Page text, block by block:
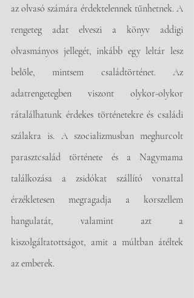
az olvasó számára érdektelennek tűnhetnek. A
rengeteg adat elveszi a könyv addigi
olvasmányos jellegét, inkább egy leltár lesz
belőle, mintsem családtörténet. Az
adatrengetegben viszont olykor-olykor
rátalálhatunk érdekes történetekre és családi
szálakra is. A szocializmusban meghurcolt
parasztcsalád története és a Nagymama
találkozása a zsidókat szállító vonattal
érzékletesen megragadja a korszellem
hangulatát, valamint azt a
kiszolgáltatottságot, amit a múltban átéltek
az emberek.